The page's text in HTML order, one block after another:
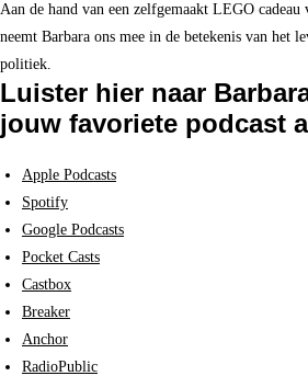
Aan de hand van een zelfgemaakt LEGO cadeau
neemt Barbara ons mee in de betekenis van het
politiek.
Luister hier naar
jouw favoriete podcast
Apple Podcasts
Spotify
Google Podcasts
Pocket Casts
Castbox
Breaker
Anchor
RadioPublic